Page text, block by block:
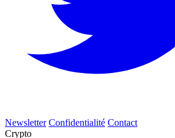
Newsletter Confidentialité Contact
Crypto